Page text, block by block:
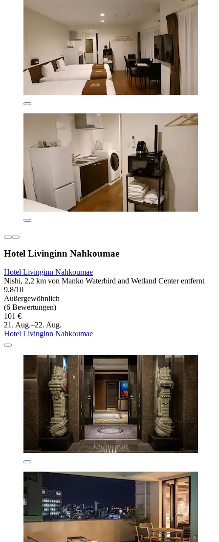
Hotel Livinginn Nahkoumae
Hotel Livinginn Nahkoumae
Nishi, 2,2 km von Manko Waterbird and Wetland Center entfernt
9,8/10
Außergewöhnlich
(6 Bewertungen)
101 €
21. Aug.–22. Aug.
Hotel Livinginn Nahkoumae